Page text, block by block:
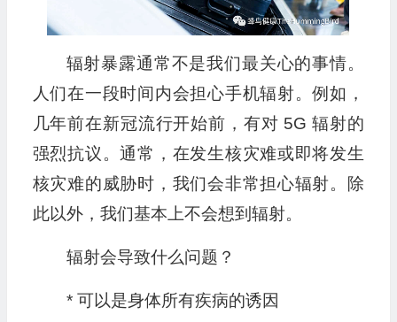
辐射暴露通常不是我们最关心的事情。
人们在一段时间内会担心手机辐射。例如，
几年前在新冠流行开始前，有对 5G 辐射的
强烈抗议。通常，在发生核灾难或即将发生
核灾难的威胁时，我们会非常担心辐射。除
此以外，我们基本上不会想到辐射。
辐射会导致什么问题？
* 可以是身体所有疾病的诱因